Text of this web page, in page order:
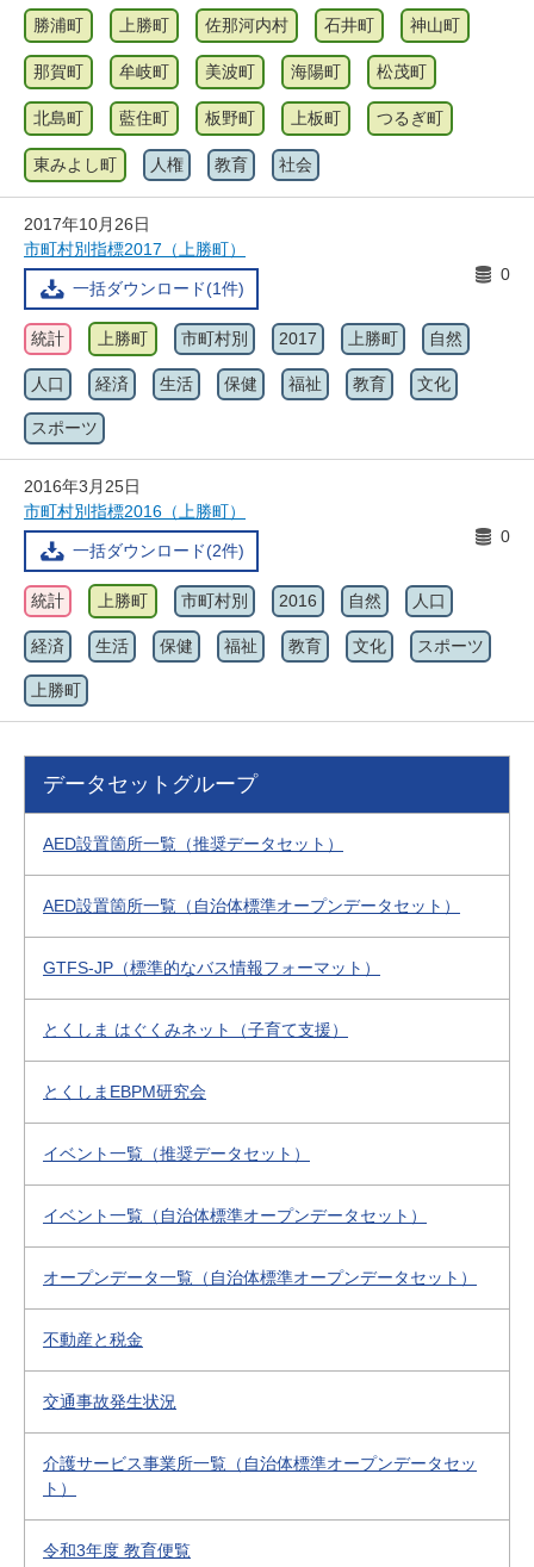
勝浦町 上勝町 佐那河内村 石井町 神山町
那賀町 牟岐町 美波町 海陽町 松茂町
北島町 藍住町 板野町 上板町 つるぎ町
東みよし町 人権 教育 社会
2017年10月26日
市町村別指標2017（上勝町）
一括ダウンロード(1件)
0
統計 上勝町 市町村別 2017 上勝町 自然
人口 経済 生活 保健 福祉 教育 文化
スポーツ
2016年3月25日
市町村別指標2016（上勝町）
一括ダウンロード(2件)
0
統計 上勝町 市町村別 2016 自然 人口
経済 生活 保健 福祉 教育 文化 スポーツ
上勝町
データセットグループ
AED設置箇所一覧（推奨データセット）
AED設置箇所一覧（自治体標準オープンデータセット）
GTFS-JP（標準的なバス情報フォーマット）
とくしま はぐくみネット（子育て支援）
とくしまEBPM研究会
イベント一覧（推奨データセット）
イベント一覧（自治体標準オープンデータセット）
オープンデータ一覧（自治体標準オープンデータセット）
不動産と税金
交通事故発生状況
介護サービス事業所一覧（自治体標準オープンデータセッ
ト）
令和3年度 教育便覧